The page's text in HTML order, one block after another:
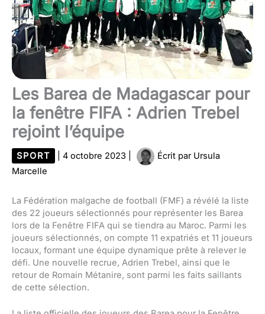
Les Barea de Madagascar pour
la fenêtre FIFA : Adrien Trebel
rejoint l’équipe
SPORT 4 octobre 2023 Écrit par Ursula
Marcelle
La Fédération malgache de football (FMF) a révélé la liste
des 22 joueurs sélectionnés pour représenter les Barea
lors de la Fenêtre FIFA qui se tiendra au Maroc. Parmi les
joueurs sélectionnés, on compte 11 expatriés et 11 joueurs
locaux, formant une équipe dynamique prête à relever le
défi. Une nouvelle recrue, Adrien Trebel, ainsi que le
retour de Romain Métanire, sont parmi les faits saillants
de cette sélection.